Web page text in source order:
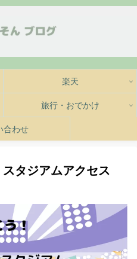
楽天
旅行・おでかけ
合わせ
スタジアムアクセス